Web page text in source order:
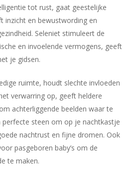
tot rust, gaat geestelijke
inzicht en bewustwording en
Seleniet stimuleert de
en invoelende vermogens, geeft
je gidsen.
ruimte, houdt slechte invloeden
verwarring op, geeft heldere
achterliggende beelden waar te
perfecte steen om op je nachtkastje
nachtrust en fijne dromen. Ook
pasgeboren baby’s om de
te maken.